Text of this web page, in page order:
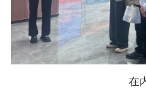
在内蒙古双杰